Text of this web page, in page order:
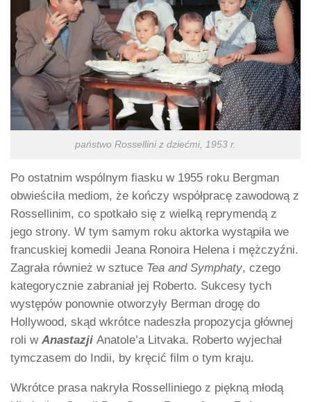
państwo Rossellini z dziećmi, 1953 r.
Po ostatnim wspólnym fiasku w 1955 roku Bergman
obwieściła mediom, że kończy współpracę zawodową z
Rossellinim, co spotkało się z wielką reprymendą z
jego strony. W tym samym roku aktorka wystąpiła we
francuskiej komedii Jeana Ronoira Helena i mężczyźni.
Zagrała również w sztuce Tea and Symphaty, czego
kategorycznie zabraniał jej Roberto. Sukcesy tych
występów ponownie otworzyły Berman drogę do
Hollywood, skąd wkrótce nadeszła propozycja głównej
roli w Anastazji Anatole’a Litvaka. Roberto wyjechał
tymczasem do Indii, by kręcić film o tym kraju.
Wkrótce prasa nakryła Rosselliniego z piękną młodą